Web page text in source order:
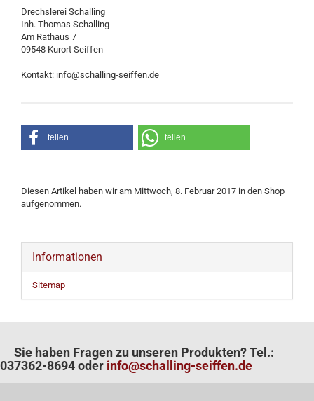
Drechslerei Schalling
Inh. Thomas Schalling
Am Rathaus 7
09548 Kurort Seiffen
Kontakt: info@schalling-seiffen.de
teilen teilen
Diesen Artikel haben wir am Mittwoch, 8. Februar 2017 in den Shop
aufgenommen.
Informationen
Sitemap
Sie haben Fragen zu unseren Produkten? Tel.:
037362-8694 oder info@schalling-seiffen.de